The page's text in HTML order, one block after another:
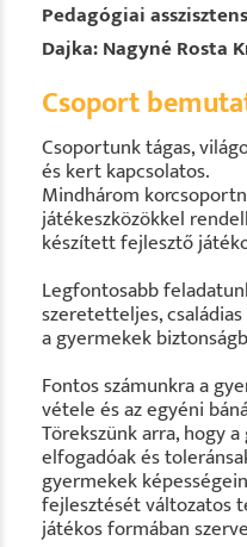
Pedagógiai
Dajka: Nagyné Rosta
Csoport
Csoportunk tágas,
és kert kapcsolatos.
Mindhárom
játékeszközökkel
készített fejlesztő
Legfontosabb
szeretetteljes,
a gyermekek
Fontos számunkra a
vétele és az egyéni
Törekszünk arra, hogy
elfogadóak és
gyermekek
fejlesztését változatos
játékos formában